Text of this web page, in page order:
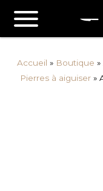
Accueil » Boutique »
Pierres à aiguiser »